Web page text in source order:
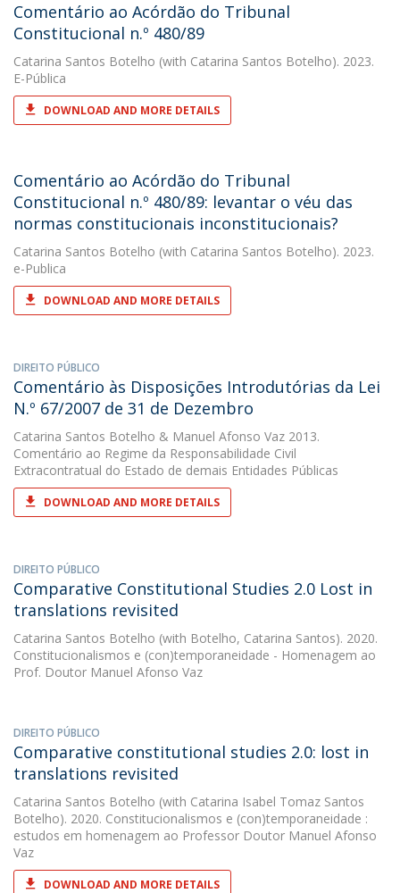
Comentário ao Acórdão do Tribunal
Constitucional n.º 480/89
Catarina Santos Botelho (with Catarina Santos Botelho). 2023.
E-Pública
DOWNLOAD AND MORE DETAILS
Comentário ao Acórdão do Tribunal
Constitucional n.º 480/89: levantar o véu das
normas constitucionais inconstitucionais?
Catarina Santos Botelho (with Catarina Santos Botelho). 2023.
e-Publica
DOWNLOAD AND MORE DETAILS
DIREITO PÚBLICO
Comentário às Disposições Introdutórias da Lei
N.º 67/2007 de 31 de Dezembro
Catarina Santos Botelho & Manuel Afonso Vaz 2013.
Comentário ao Regime da Responsabilidade Civil
Extracontratual do Estado de demais Entidades Públicas
DOWNLOAD AND MORE DETAILS
DIREITO PÚBLICO
Comparative Constitutional Studies 2.0 Lost in
translations revisited
Catarina Santos Botelho (with Botelho, Catarina Santos). 2020.
Constitucionalismos e (con)temporaneidade - Homenagem ao
Prof. Doutor Manuel Afonso Vaz
DIREITO PÚBLICO
Comparative constitutional studies 2.0: lost in
translations revisited
Catarina Santos Botelho (with Catarina Isabel Tomaz Santos
Botelho). 2020. Constitucionalismos e (con)temporaneidade :
estudos em homenagem ao Professor Doutor Manuel Afonso
Vaz
DOWNLOAD AND MORE DETAILS